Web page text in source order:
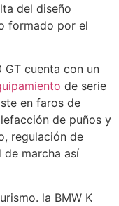
del diseño
formado por el
GT cuenta con un
de serie
en faros de
de puños y
regulación de
de marcha así
la BMW K